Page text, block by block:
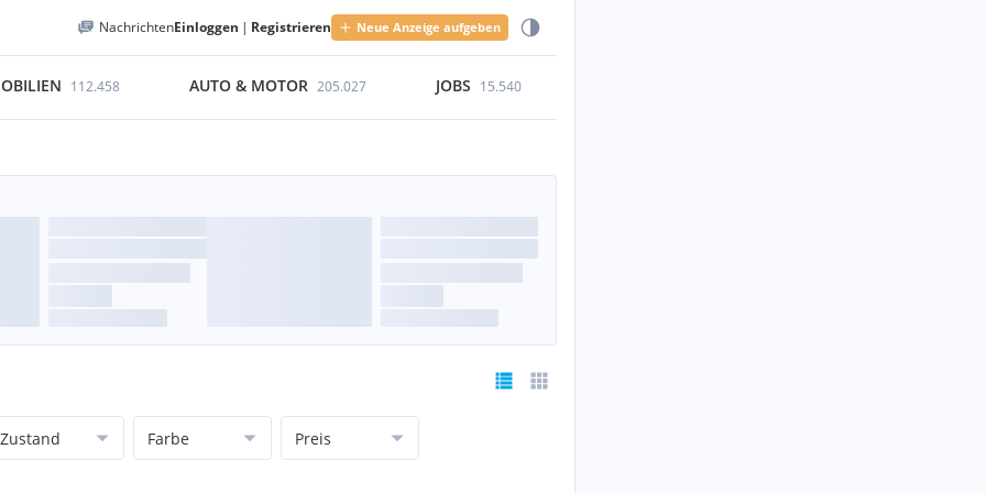
NachrichtenEinloggen | Registrieren Neue Anzeige aufgeben
112.458 AUTO & MOTOR 205.027 JOBS 15.540
Zustand Farbe Preis